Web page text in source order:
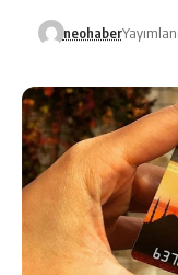
neohaber